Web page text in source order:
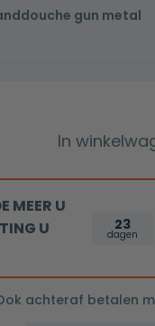
gun metal
In
MEER U
U
23
dagen
achteraf betalen